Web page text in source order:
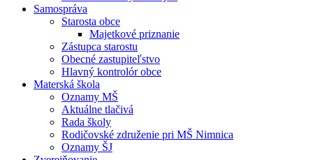
Samospráva
Starosta obce
Majetkové priznanie
Zástupca starostu
Obecné zastupiteľstvo
Hlavný kontrolór obce
Materská škola
Oznamy MŠ
Aktuálne tlačivá
Rada školy
Rodičovské združenie pri MŠ Nimnica
Oznamy ŠJ